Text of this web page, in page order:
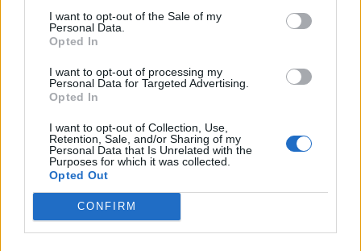
I want to opt-out of the Sale of my
Personal Data.
Opted In
I want to opt-out of processing my
Personal Data for Targeted Advertising.
Opted In
I want to opt-out of Collection, Use,
Retention, Sale, and/or Sharing of my
Personal Data that Is Unrelated with the
Purposes for which it was collected.
Opted Out
CONFIRM
ΤΕΧΝΟΛΟΓΙΑ
Έξυπνες κάμερες για τα μωρά: Ελευθερία ή
μεγαλύτερο άγχος;